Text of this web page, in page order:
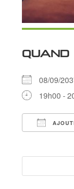
QUAND
08/09/
19h00 -